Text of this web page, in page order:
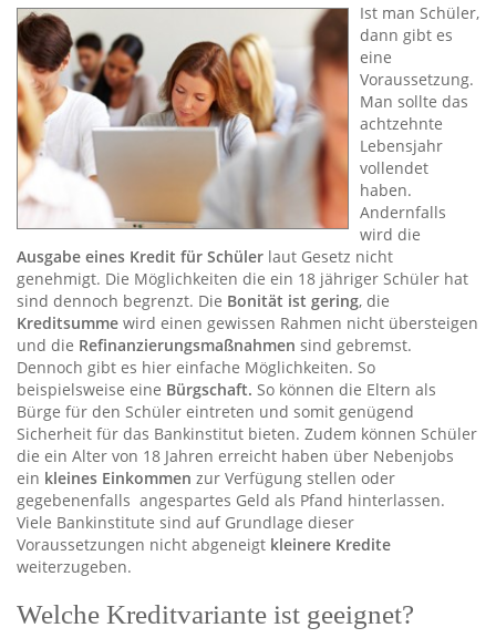
Ist man Schüler,
dann gibt es
eine
Voraussetzung.
Man sollte das
achtzehnte
Lebensjahr
vollendet
haben.
Andernfalls
wird die
Ausgabe eines Kredit für Schüler laut Gesetz nicht
genehmigt. Die Möglichkeiten die ein 18 jähriger Schüler hat
sind dennoch begrenzt. Die Bonität ist gering, die
Kreditsumme wird einen gewissen Rahmen nicht übersteigen
und die Refinanzierungsmaßnahmen sind gebremst.
Dennoch gibt es hier einfache Möglichkeiten. So
beispielsweise eine Bürgschaft. So können die Eltern als
Bürge für den Schüler eintreten und somit genügend
Sicherheit für das Bankinstitut bieten. Zudem können Schüler
die ein Alter von 18 Jahren erreicht haben über Nebenjobs
ein kleines Einkommen zur Verfügung stellen oder
gegebenenfalls angespartes Geld als Pfand hinterlassen.
Viele Bankinstitute sind auf Grundlage dieser
Voraussetzungen nicht abgeneigt kleinere Kredite
weiterzugeben.
Welche Kreditvariante ist geeignet?